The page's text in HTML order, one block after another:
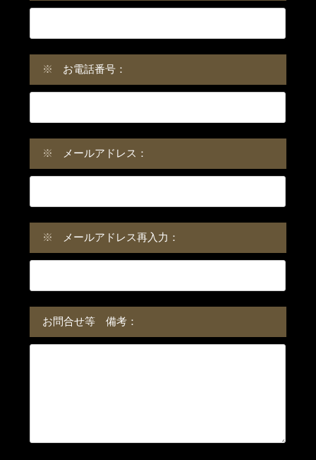
※ お電話番号：
※ メールアドレス：
※ メールアドレス再入力：
お問合せ等 備考：